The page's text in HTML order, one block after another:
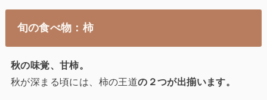
旬の食べ物：柿
秋の味覚、甘柿。
秋が深まる頃には、柿の王道の２つが出揃います。